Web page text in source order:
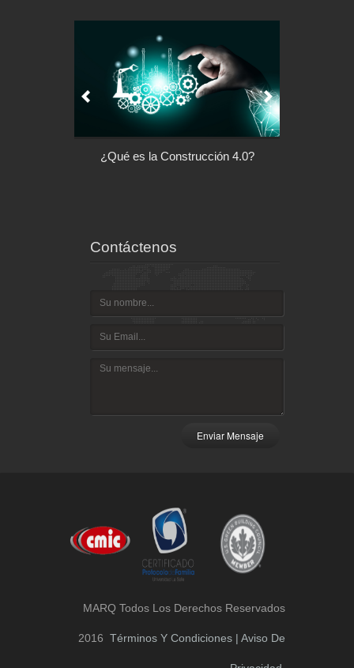
¿Qué es la Construcción 4.0?
Contáctenos
Enviar Mensaje
MARQ Todos Los Derechos Reservados
2016 Términos Y Condiciones | Aviso De